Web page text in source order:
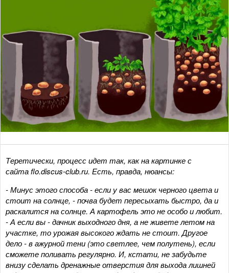
Теретически, процесс идет так, как на картинке с
сайта flo.discus-club.ru. Есть, правда, нюансы:
- Минус этого способа - если у вас мешок черного цвета и
стоит на солнце, - почва будет пересыхать быстро, да и
раскалится на солнце. А картофель это не особо и любит.
- А если вы - дачник выходного дня, а не живете летом на
участке, то урожая высокого ждать не стоит. Другое
дело - в ажурной тени (это светлее, чем полутень), если
сможете поливать регулярно. И, кстати, не забудьте
внизу сделать дренажные отверстия для выхода лишней